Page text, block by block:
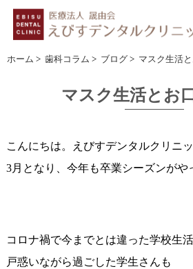
ホーム > 歯科コラム > ブログ > マスク生活
マスク生活とお
こんにちは。えびすデンタルクリニッ
3月となり、今年も卒業シーズンがや
コロナ禍で今までとは違った学校生
戸惑いながら過ごした学生さんも